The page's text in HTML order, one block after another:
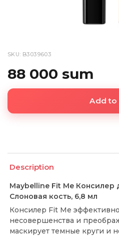
SKU: B3039603
88 000 sum
Add to
Description
Maybelline Fit Me Консилер
Слоновая кость, 6,8 мл
Консилер Fit Me
несовершенства и
маскирует темные круги и